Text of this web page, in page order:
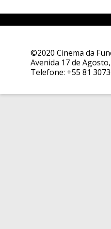
©2020 Cinema da
Avenida 17 de
Telefone: +55 81